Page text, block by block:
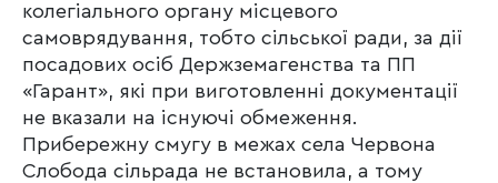
колегіального органу місцевого
самоврядування, тобто сільської ради, за дії
посадових осіб Держземагенства та ПП
«Гарант», які при виготовленні документації
не вказали на існуючі обмеження.
Прибережну смугу в межах села Червона
Слобода сільрада не встановила, а тому